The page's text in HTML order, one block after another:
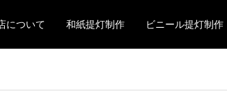
について 和紙提灯制作 ビニール提灯制作